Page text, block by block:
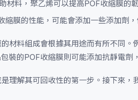
材料，聚乙烯可以提高POF收縮膜的
縮膜的性能，可能會添加一些添加劑
材料組成會根據其用途而有所不同
裝的POF收縮膜則可能添加抗靜電劑
理解其可回收性的第一步。接下來